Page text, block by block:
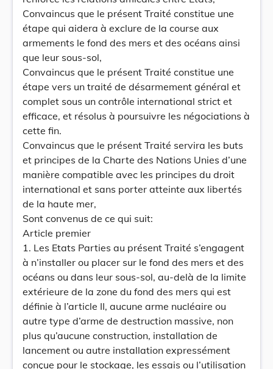
Convaincus que le présent Traité constitue une
étape qui aidera à exclure de la course aux
armements le fond des mers et des océans ainsi
que leur sous-sol,
Convaincus que le présent Traité constitue une
étape vers un traité de désarmement général et
complet sous un contrôle international strict et
efficace, et résolus à poursuivre les négociations à
cette fin.
Convaincus que le présent Traité servira les buts
et principes de la Charte des Nations Unies d’une
manière compatible avec les principes du droit
international et sans porter atteinte aux libertés
de la haute mer,
Sont convenus de ce qui suit:
Article premier
1. Les Etats Parties au présent Traité s’engagent
à n’installer ou placer sur le fond des mers et des
océans ou dans leur sous-sol, au-delà de la limite
extérieure de la zone du fond des mers qui est
définie à l’article II, aucune arme nucléaire ou
autre type d’arme de destruction massive, non
plus qu’aucune construction, installation de
lancement ou autre installation expressément
conçue pour le stockage, les essais ou l’utilisation